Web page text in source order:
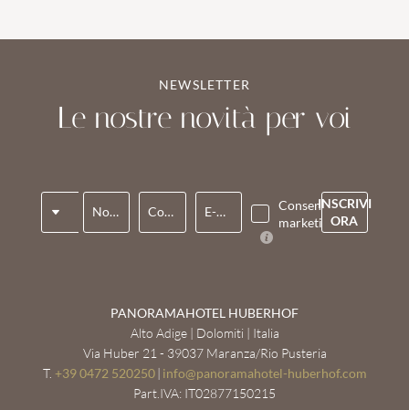
NEWSLETTER
Le nostre novità per voi
Nome* Cognome* E-mail*
Consenso
marketing*
INSCRIVI
ORA
PANORAMAHOTEL HUBERHOF
Alto Adige | Dolomiti | Italia
Via Huber 21 - 39037 Maranza/Rio Pusteria
T. +39 0472 520250 | info@panoramahotel-huberhof.com
Part.IVA: IT02877150215